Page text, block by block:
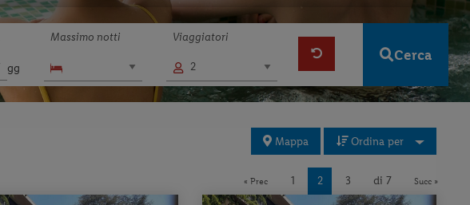
gg
Massimo notti Viaggiatori
Cerca
Mappa Ordina per
« Prec 1 2 3 di 7 Succ »